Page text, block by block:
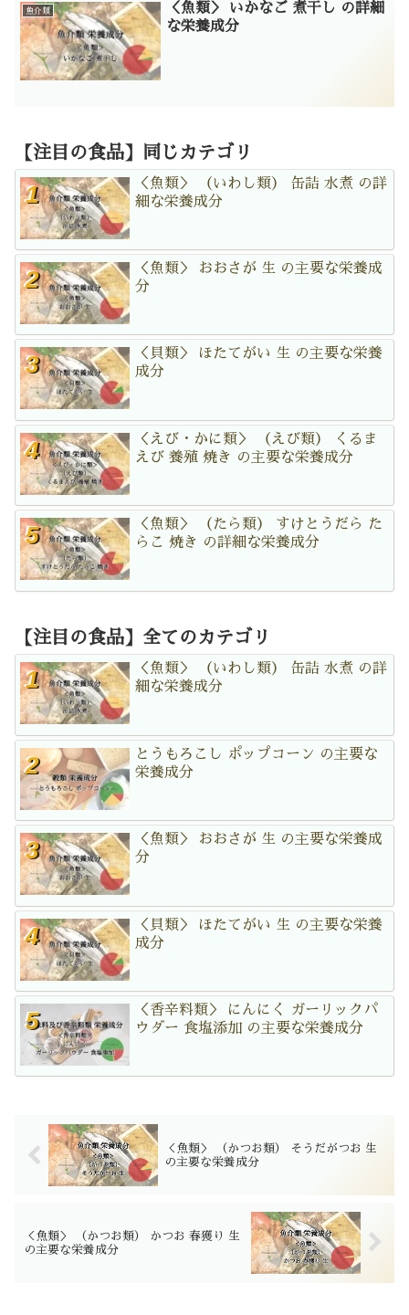
魚介類
＜魚類＞ いかなご 煮干し の詳細
な栄養成分
【注目の食品】同じカテゴリ
＜魚類＞ （いわし類） 缶詰 水煮 の詳
細な栄養成分
＜魚類＞ おおさが 生 の主要な栄養成
分
＜貝類＞ ほたてがい 生 の主要な栄養
成分
＜えび・かに類＞ （えび類） くるま
えび 養殖 焼き の主要な栄養成分
＜魚類＞ （たら類） すけとうだら た
らこ 焼き の詳細な栄養成分
【注目の食品】全てのカテゴリ
＜魚類＞ （いわし類） 缶詰 水煮 の詳
細な栄養成分
とうもろこし ポップコーン の主要な
栄養成分
＜魚類＞ おおさが 生 の主要な栄養成
分
＜貝類＞ ほたてがい 生 の主要な栄養
成分
＜香辛料類＞ にんにく ガーリックパ
ウダー 食塩添加 の主要な栄養成分
＜魚類＞ （かつお類） そうだがつお 生
の主要な栄養成分
＜魚類＞ （かつお類） かつお 春獲り 生
の主要な栄養成分